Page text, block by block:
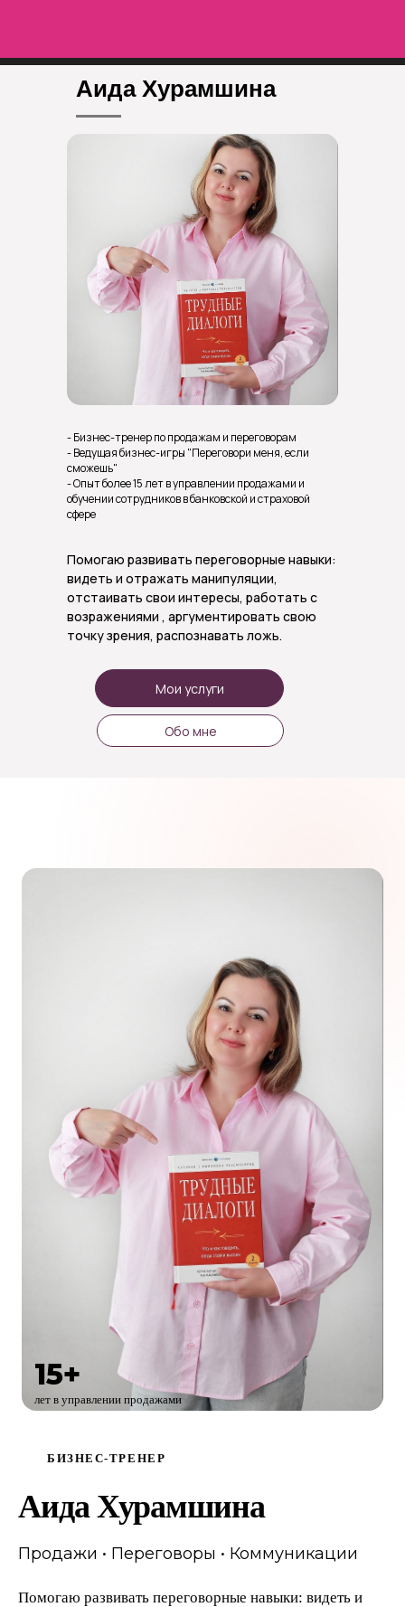
Аида Хурамшина
- Бизнес-тренер по продажам и переговорам
- Ведущая бизнес-игры "Переговори меня, если
сможешь"
- Опыт более 15 лет в управлении продажами и
обучении сотрудников в банковской и страховой
сфере
Помогаю развивать переговорные навыки:
видеть и отражать манипуляции,
отстаивать свои интересы, работать с
возражениями , аргументировать свою
точку зрения, распознавать ложь.
Обо мне
Мои услуги
БИЗНЕС-ТРЕНЕР
Аида Хурамшина
Продажи • Переговоры • Коммуникации
Помогаю развивать переговорные навыки: видеть и
15+
лет в управлении продажами